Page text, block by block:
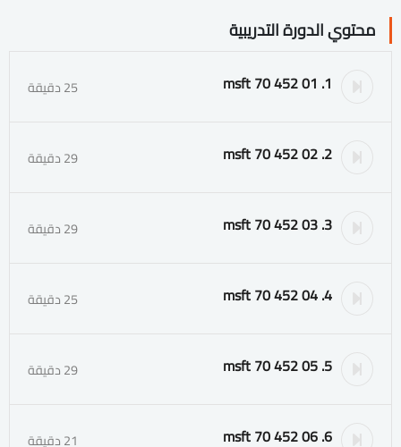
محتوي الدورة التدريبية
1. msft 70 452 01 25 دقيقة
2. msft 70 452 02 29 دقيقة
3. msft 70 452 03 29 دقيقة
4. msft 70 452 04 25 دقيقة
5. msft 70 452 05 29 دقيقة
6. msft 70 452 06 21 دقيقة